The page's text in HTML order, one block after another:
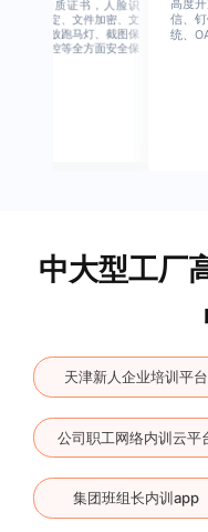
业权威资质证书，人脸识
、设备绑定、文件加密、文
水印、播放跑马灯、截图保
、权限管控等全方面安全保
高度
信、
统、
中大型工厂
天津新人企业培训平台
公司职工网络内训云平
集团班组长内训app